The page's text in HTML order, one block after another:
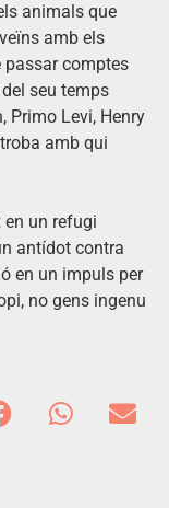
animals que
amb els
comptes
seu temps
Primo Levi, Henry
amb qui
en un refugi
antídot contra
en un impuls per
no gens ingenu